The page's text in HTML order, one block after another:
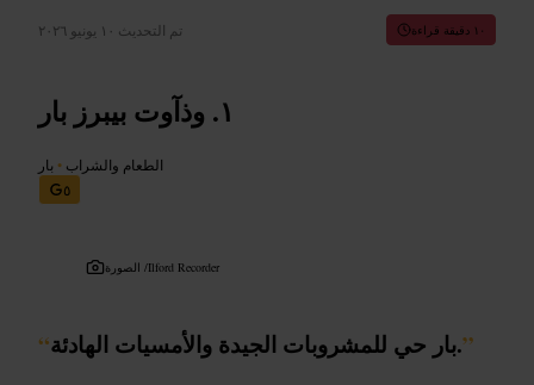
تم التحديث ١٠ يونيو ٢٠٢٦ ١٠ دقيقة قراءة
وذآوت بيبرز بار
الطعام والشراب • بار
٥
الصورة /Ilford Recorder
“ بار حي للمشروبات الجيدة والأمسيات الهادئة.”